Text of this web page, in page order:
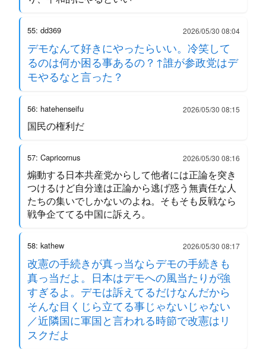
55: dd369 2026/05/30 08:04
デモなんて好きにやったらいい。冷笑して
るのは何か困る事あるの？↑誰が参政党はデ
モやるなと言った？
56: hatehenseifu 2026/05/30 08:15
国民の権利だ
57: Capricornus 2026/05/30 08:16
煽動する日本共産党からして他者には正論を突き
つけるけど自分達は正論から逃げ惑う無責任な人
たちの集いでしかないのよね。そもそも反戦なら
戦争企ててる中国に訴えろ。
58: kathew 2026/05/30 08:17
改憲の手続きが真っ当ならデモの手続きも
真っ当だよ。日本はデモへの風当たりが強
すぎるよ。デモは訴えてるだけなんだから
そんな目くじら立てる事じゃないじゃない
／近隣国に軍国と言われる時節で改憲はリ
スクだよ